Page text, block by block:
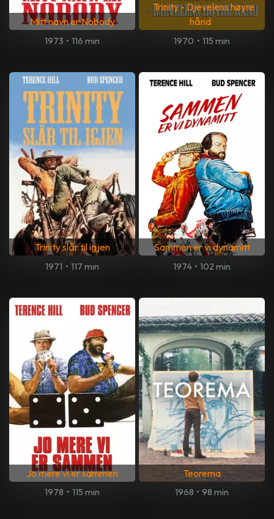
Mitt navn er Nobody
1973 • 116 min
Trinity - Djevelens høyre
hånd
1970 • 115 min
Trinity slår til igjen
1971 • 117 min
Sammen er vi dynamitt
1974 • 102 min
Jo mere vi er sammen
1978 • 115 min
Teorema
1968 • 98 min